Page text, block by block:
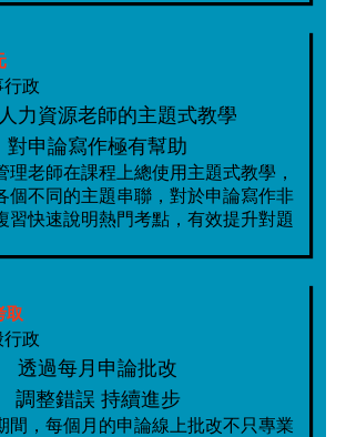
行政
力資源老師的主題式教學
對申論寫作極有幫助
理老師在課程上總使用主題式教學，
個不同的主題串聯，對於申論寫作非
習快速說明熱門考點，有效提升對題
取
行政
透過每月申論批改
調整錯誤 持續進步
間，每個月的申論線上批改不只專業